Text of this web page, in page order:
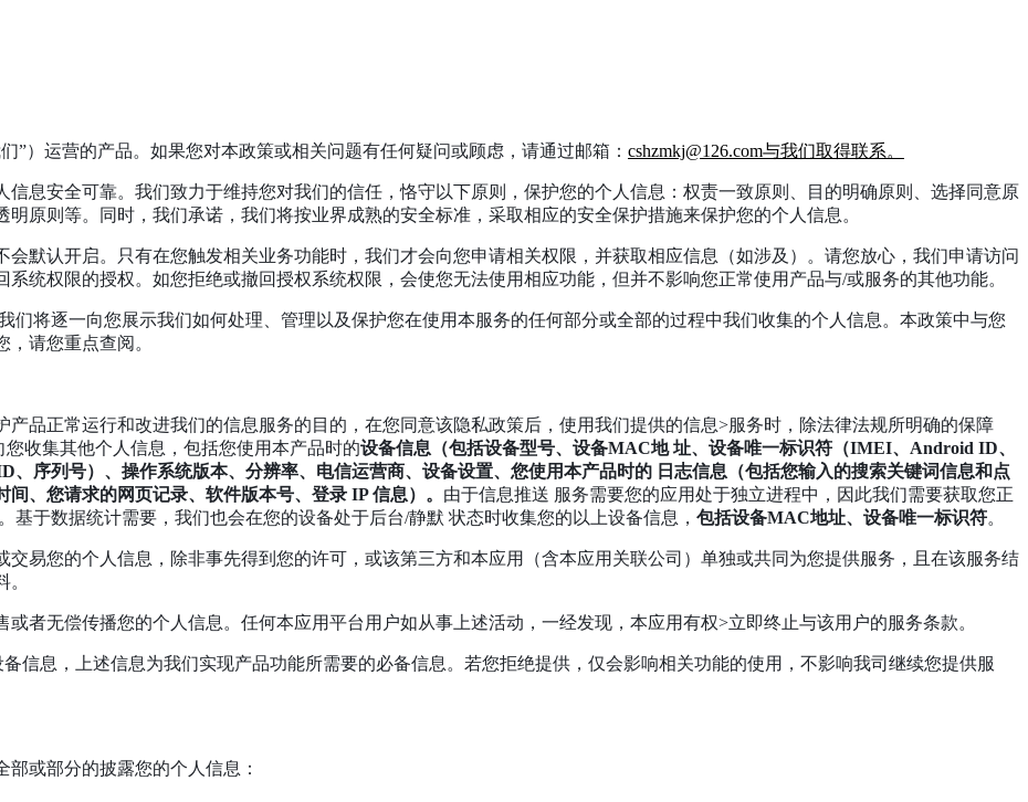
”）运营的产品。如果您对本政策或相关问题有任何疑问或顾虑，请通过邮箱： cshzmkj@126.com与我们取得联系。
息安全可靠。我们致力于维持您对我们的信任，恪守以下原则，保护您的个人信息：权责一致原则、目的明确原则、选择同意原
原则等。同时，我们承诺，我们将按业界成熟的安全标准，采取相应的安全保护措施来保护您的个人信息。
默认开启。只有在您触发相关业务功能时，我们才会向您申请相关权限，并获取相应信息（如涉及）。请您放心，我们申请访问
统权限的授权。如您拒绝或撤回授权系统权限，会使您无法使用相应功能，但并不影响您正常使用产品与/或服务的其他功能。
们将逐一向您展示我们如何处理、管理以及保护您在使用本服务的任何部分或全部的过程中我们收集的个人信息。本政策中与您
请您重点查阅。
品正常运行和改进我们的信息服务的目的，在您同意该隐私政策后，使用我们提供的信息>服务时，除法律法规所明确的保障
收集其他个人信息，包括您使用本产品时的设备信息（包括设备型号、设备MAC地 址、设备唯一标识符（IMEI、Android ID、
序列号）、操作系统版本、分辨率、电信运营商、设备设置、您使用本产品时的 日志信息（包括您输入的搜索关键词信息和点
、您请求的网页记录、软件版本号、登录 IP 信息）。 由于信息推送 服务需要您的应用处于独立进程中，因此我们需要获取您正
基于数据统计需要，我们也会在您的设备处于后台/静默 状态时收集您的以上设备信息， 包括设备MAC地址、设备唯一标识符。
易您的个人信息，除非事先得到您的许可，或该第三方和本应用（含本应用关联公司）单独或共同为您提供服务，且在该服务结
者无偿传播您的个人信息。任何本应用平台用户如从事上述活动，一经发现，本应用有权>立即终止与该用户的服务条款。
信息，上述信息为我们实现产品功能所需要的必备信息。若您拒绝提供，仅会影响相关功能的使用，不影响我司继续您提供服
或部分的披露您的个人信息：